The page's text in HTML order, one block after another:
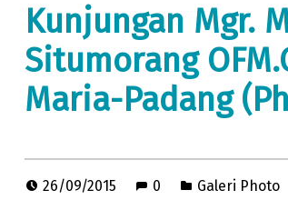
Kunjungan Mgr.
Situmorang
Maria-Padang
26/09/2015 0 Galeri Photo